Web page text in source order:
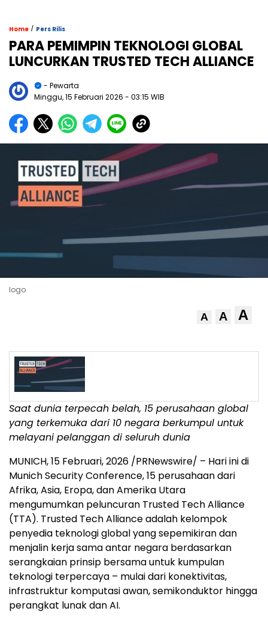
Home / Pers Rilis
PARA PEMIMPIN TEKNOLOGI GLOBAL
LUNCURKAN TRUSTED TECH ALLIANCE
- Pewarta
Minggu, 15 Februari 2026 - 03:15 WIB
logo
A A A
Saat dunia terpecah belah, 15 perusahaan global
yang terkemuka dari 10 negara berkumpul untuk
melayani pelanggan di seluruh dunia
MUNICH,15 Februari, 2026 /PRNewswire/ – Hari ini di
Munich Security Conference, 15 perusahaan dari
Afrika, Asia, Eropa, dan Amerika Utara
mengumumkan peluncuran Trusted Tech Alliance
(TTA). Trusted Tech Alliance adalah kelompok
penyedia teknologi global yang sepemikiran dan
menjalin kerja sama antar negara berdasarkan
serangkaian prinsip bersama untuk kumpulan
teknologi terpercaya – mulai dari konektivitas,
infrastruktur komputasi awan, semikonduktor hingga
perangkat lunak dan AI.